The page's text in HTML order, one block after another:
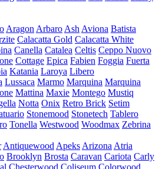
Aragon Arbaro Ash Aviona Batista
Calacatta Gold Calacatta White
Canella Catalea Celtis Ceppo Nuovo
Cottage Epica Fabien Foggia Fuerta
Katania Laroya Libero
Lussaca Marmo Marquina Marquina
Mattina Maxie Montego Mustiq
Notta Onix Retro Brick Setim
Stonemood Stonetech Tablero
Tonella Westwood Woodmax Zebrina
Antiquewood Apeks Arizona Atria
Brooklyn Brosta Caravan Cariota Carly